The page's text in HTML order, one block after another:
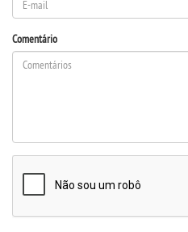
IMPRENSA
TRABALHE CONOSCO
Comentário